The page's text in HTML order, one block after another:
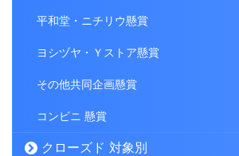
平和堂・ニチリウ懸賞
ヨシヅヤ・Ｙストア懸賞
その他共同企画懸賞
コンビニ 懸賞
クローズド 対象別